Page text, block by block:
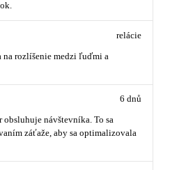
na rozlíšenie medzi ľuďmi a
relácie
obsluhuje návštevníka. To sa
záťaže, aby sa optimalizovala
6 dnů